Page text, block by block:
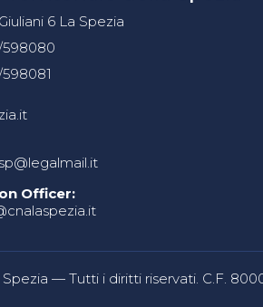
6 La Spezia
598080
598081
Officer:
— Tutti i diritti riservati. C.F.